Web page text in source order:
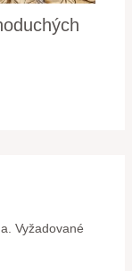
Vyžadované